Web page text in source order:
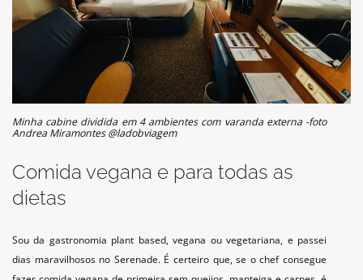
Minha cabine dividida em 4 ambientes com varanda externa -foto
Andrea Miramontes @ladobviagem
Comida vegana e para todas as
dietas
Sou da gastronomia plant based, vegana ou vegetariana, e passei
dias maravilhosos no Serenade. É certeiro que, se o chef consegue